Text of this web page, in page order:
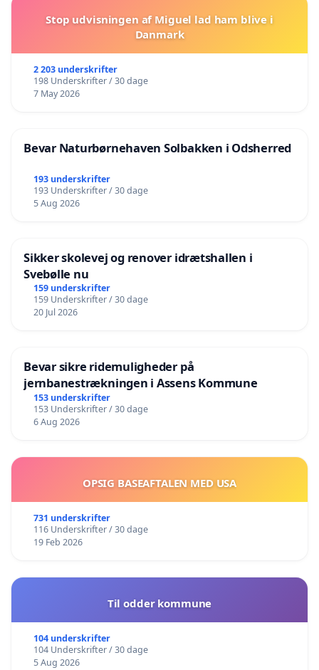
Stop udvisningen af Miguel lad ham blive i
Danmark
2 203 underskrifter
198 Underskrifter / 30 dage
7 May 2026
Bevar Naturbørnehaven Solbakken i Odsherred
193 underskrifter
193 Underskrifter / 30 dage
5 Aug 2026
Sikker skolevej og renover idrætshallen i
Svebølle nu
159 underskrifter
159 Underskrifter / 30 dage
20 Jul 2026
Bevar sikre ridemuligheder på
jernbanestrækningen i Assens Kommune
153 underskrifter
153 Underskrifter / 30 dage
6 Aug 2026
OPSIG BASEAFTALEN MED USA
731 underskrifter
116 Underskrifter / 30 dage
19 Feb 2026
Til odder kommune
104 underskrifter
104 Underskrifter / 30 dage
5 Aug 2026